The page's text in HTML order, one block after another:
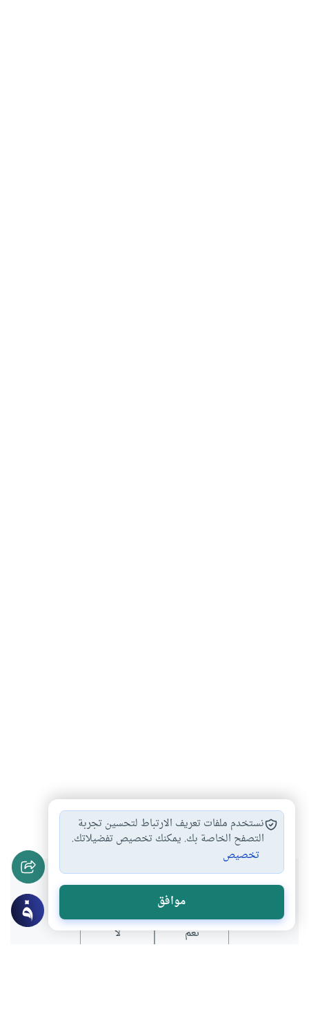
الحياة
هل انتفعت بهذا المحتوى؟
نعم لا
نستخدم ملفات تعريف الارتباط لتحسين تجربة
التصفح الخاصة بك. يمكنك تخصيص تفضيلاتك.
تخصيص
موافق